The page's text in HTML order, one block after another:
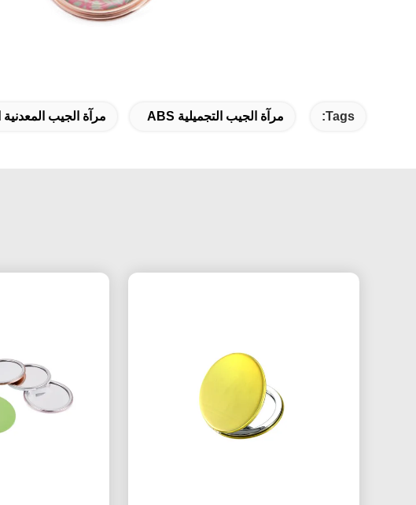
Tags: مرآة الجيب التجميلية ABS مرآة الجيب المعدنية